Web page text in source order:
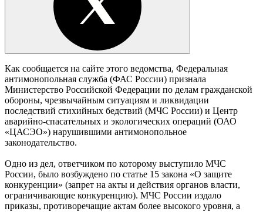
Как сообщается на сайте этого ведомства, Федеральная
антимонопольная служба (ФАС России) признала
Министерство Российской Федерации по делам гражданской
обороны, чрезвычайным ситуациям и ликвидации
последствий стихийных бедствий (МЧС России) и Центр
аварийно-спасательных и экологических операций (ОАО
«ЦАСЭО») нарушившими антимонопольное
законодательство.
Одно из дел, ответчиком по которому выступило МЧС
России, было возбуждено по статье 15 закона «О защите
конкуренции» (запрет на акты и действия органов власти,
ограничивающие конкуренцию). МЧС России издало
приказы, противоречащие актам более высокого уровня, а